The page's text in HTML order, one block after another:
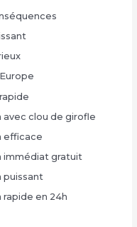
clou de girofle
efficace
immédiat gratuit
puissant
en 24h